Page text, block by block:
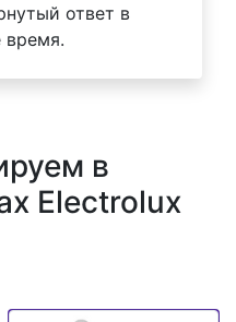
ответ в
время.
в
Electrolux